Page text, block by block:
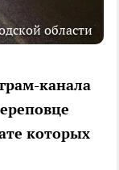
области
канала
которых